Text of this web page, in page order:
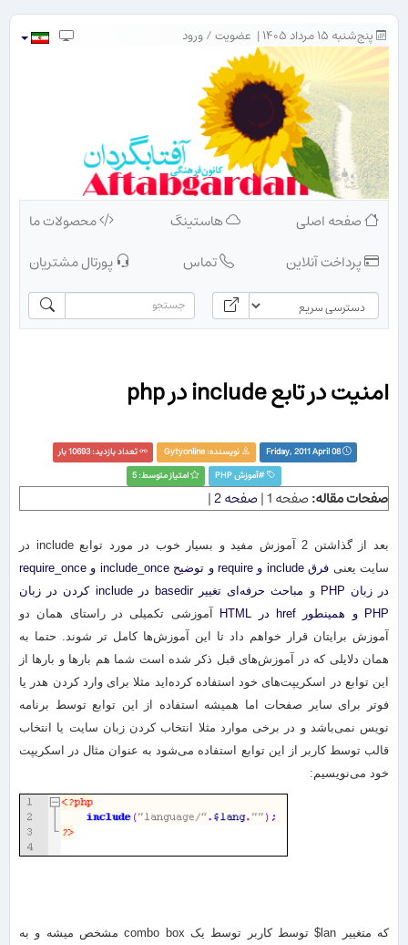
پنج‌شنبه ۱۵ مرداد ۱۴۰۵ | عضویت/ورود
صفحه اصلی هاستینگ
محصولات ما
پرداخت آنلاین
تماس پورتال مشتریان
امنیت در تابع include در php
Friday, 2011 April 08 نویسنده:Gytyonline
تعداد بازدید: 10693 بار
#آموزش PHP‏ امتیاز متوسط: 5
صفحات مقاله:صفحه 1 | صفحه 2 |
بعد از گذاشتن 2 آموزش مفید و بسیار خوب در مورد توابع include در
سایت یعنی
فرق include و require و توضیح include_once و require_once
در زبان PHP
و
مباحث حرفه‌ای تغییر basedir در include کردن در زبان
PHP و همینطور href در HTML
آموزشی تکمیلی در راستای همان دو
آموزش برایتان قرار خواهم داد تا این آموزش‌ها کامل تر شوند. حتما به
همان دلایلی که در آموزش‌های قبل ذکر شده است شما هم بار‌ها و بارها از
این توابع در اسکریپت‌های خود استفاده کرده‌اید مثلا برای وارد کردن هدر یا
فوتر برای سایر صفحات اما همیشه استفاده از این توابع توسط برنامه
نویس نمی‌باشد و در برخی موارد مثلا انتخاب کردن زبان سایت یا انتخاب
قالب توسط کاربر از این توابع استفاده می‌شود به عنوان مثال در اسکریپت
خود می‌نویسیم:
که متغییر lan$ توسط کاربر توسط یک combo box مشخص میشه و به